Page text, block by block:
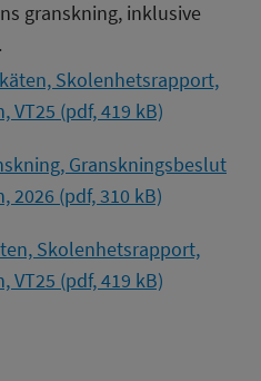
granskning, inklusive
Skolenhetsrapport,
VT25 (pdf, 419 kB)
Granskningsbeslut
2026 (pdf, 310 kB)
Skolenhetsrapport,
VT25 (pdf, 419 kB)